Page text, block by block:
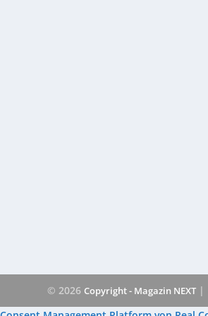
© 2026 Copyright - Magazin NEXT |